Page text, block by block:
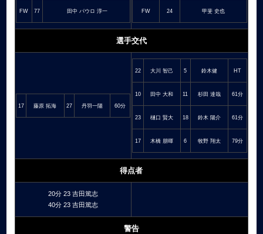
FW 77 田中 パウロ 淳一 FW 24 甲斐 史也
選手交代
17 藤原 拓海 27 丹羽一陽 60分
22 大川 智己 5 鈴木健 HT
10 田中 大和 11 杉田 達哉 61分
23 樋口 賢大 18 鈴木 陽介 61分
17 木橋 朋暉 6 牧野 翔太 79分
得点者
20分 23 吉田篤志
40分 23 吉田篤志
警告